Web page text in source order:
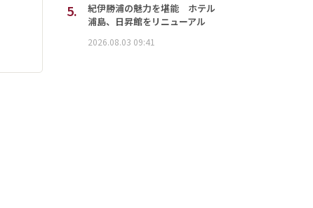
5.
紀伊勝浦の魅力を堪能 ホテル
浦島、日昇館をリニューアル
2026.08.03 09:41